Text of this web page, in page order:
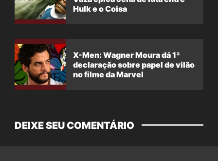
Hulk e o Coisa
X-Men: Wagner Moura dá 1ª
declaração sobre papel de vilão
no filme da Marvel
DEIXE SEU COMENTÁRIO